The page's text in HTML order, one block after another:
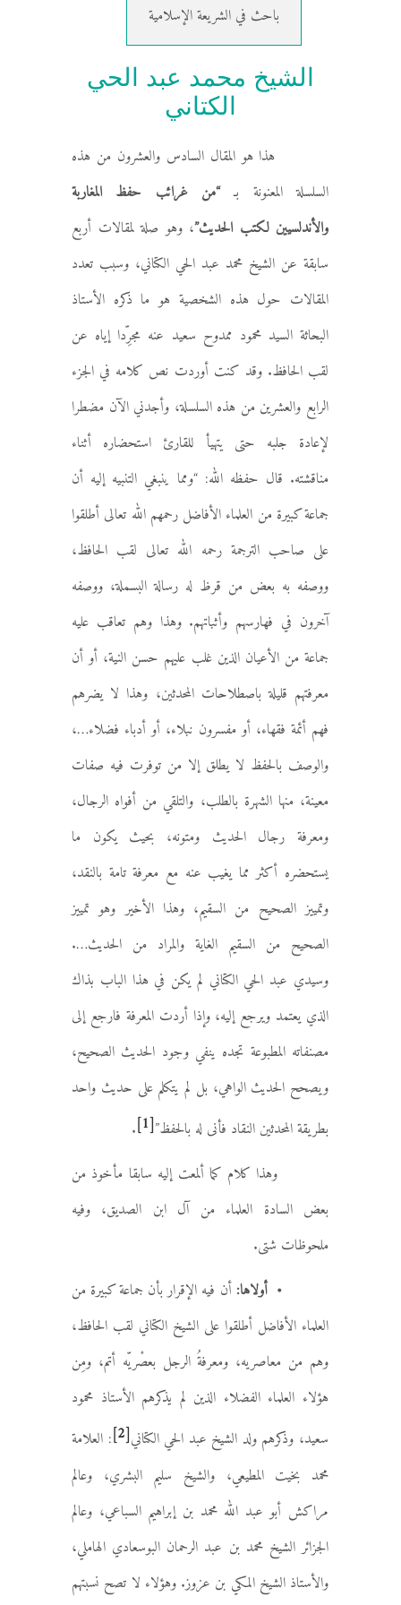
باحث في الشريعة الإسلامية
الشيخ محمد عبد الحي
الكتاني
هذا هو المقال السادس والعشرون من هذه
السلسلة المعنونة بـ“من غرائب حفظ المغاربة
والأندلسيين لكتب الحديث”، وهو صلة لمقالات أربع
سابقة عن الشيخ محمد عبد الحي الكتاني، وسبب تعدد
المقالات حول هذه الشخصية هو ما ذكره الأستاذ
البحاثة السيد محمود ممدوح سعيد عنه مجرِّدا إياه عن
لقب الحافظ. وقد كنت أوردت نص كلامه في الجزء
الرابع والعشرين من هذه السلسلة، وأجدني الآن مضطرا
لإعادة جلبه حتى يتهيأ للقارئ استحضاره أثناء
مناقشته. قال حفظه الله: “ومما ينبغي التنبيه إليه أن
جماعة كبيرة من العلماء الأفاضل رحمهم الله تعالى أطلقوا
على صاحب الترجمة رحمه الله تعالى لقب الحافظ،
ووصفه به بعض من قرظ له رسالة البسملة، ووصفه
آخرون في فهارسهم وأثباتهم. وهذا وهم تعاقب عليه
جماعة من الأعيان الذين غلب عليهم حسن النية، أو أن
معرفتهم قليلة باصطلاحات المحدثين، وهذا لا يضرهم
فهم أئمة فقهاء، أو مفسرون نبلاء، أو أدباء فضلاء…،
والوصف بالحفظ لا يطلق إلا من توفرت فيه صفات
معينة، منها الشهرة بالطلب، والتلقي من أفواه الرجال،
ومعرفة رجال الحديث ومتونه، بحيث يكون ما
يستحضره أكثر مما يغيب عنه مع معرفة تامة بالنقد،
وتمييز الصحيح من السقيم، وهذا الأخير وهو تمييز
الصحيح من السقيم الغاية والمراد من الحديث….
وسيدي عبد الحي الكتاني لم يكن في هذا الباب بذاك
الذي يعتمد ويرجع إليه، وإذا أردت المعرفة فارجع إلى
مصنفاته المطبوعة تجده ينفي وجود الحديث الصحيح،
ويصحح الحديث الواهي، بل لم يتكلم على حديث واحد
بطريقة المحدثين النقاد فأنى له بالحفظ”[1]
.
وهذا كلام كما ألمعت إليه سابقا مأخوذ من
بعض السادة العلماء من آل ابن الصديق، وفيه
ملحوظات شتى.
• أولاها: أن فيه الإقرار بأن جماعة كبيرة من
العلماء الأفاضل أطلقوا على الشيخ الكتاني لقب الحافظ،
وهم من معاصريه، ومعرفةُ الرجل بعصْريّه أتم، ومِن
هؤلاء العلماء الفضلاء الذين لم يذكرهم الأستاذ محمود
سعيد، وذكرهم ولد الشيخ عبد الحي الكتاني[2] : العلامة
محمد بخيت المطيعي، والشيخ سليم البشري، وعالم
مراكش أبو عبد الله محمد بن إبراهيم السباعي، وعالم
الجزائر الشيخ محمد بن عبد الرحمان البوسعادي الهاملي،
والأستاذ الشيخ المكي بن عزوز. وهؤلاء لا تصح نسبتهم